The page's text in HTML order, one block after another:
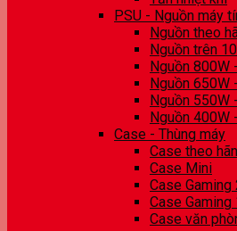
PSU - Nguồn máy
Nguồn theo
Nguồn trên
Nguồn 800W
Nguồn 650W
Nguồn 550W
Nguồn 400W
Case - Thùng máy
Case theo
Case Mini
Case
Case Gaming
Case văn